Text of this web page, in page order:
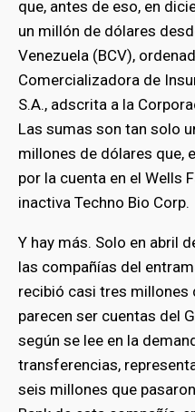
que, antes de eso, en
un millón de dólares
Venezuela (BCV),
Comercializadora de
S.A., adscrita a la
Las sumas son tan solo
millones de dólares que,
por la cuenta en el Wells
inactiva Techno Bio Corp.
Y hay más. Solo en abril
las compañías del
recibió casi tres millones
parecen ser cuentas del
según se lee en la
transferencias,
seis millones que